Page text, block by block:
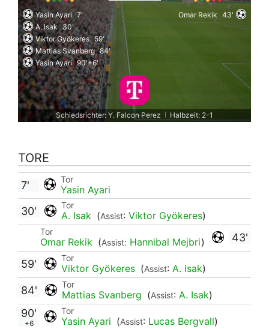
Yasin Ayari 7'
A. Isak 30'
Viktor Gyökeres 59'
Mattias Svanberg 84'
Yasin Ayari 90'+6'
Omar Rekik 43'
Schiedsrichter: Y. Falcon Perez Halbzeit: 2-1
TORE
Tor
Yasin Ayari
7'
Tor
A. Isak (Assist: Viktor Gyökeres)
30'
43'
Tor
Omar Rekik (Assist: Hannibal Mejbri)
Tor
Viktor Gyökeres (Assist: A. Isak)
59'
Tor
Mattias Svanberg (Assist: A. Isak)
84'
Tor
Yasin Ayari (Assist: Lucas Bergvall)
90'
+6